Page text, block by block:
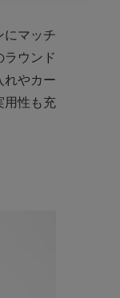
にマッチ
ラウンド
れやカー
用性も充